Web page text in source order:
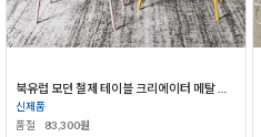
신제품
품절
83,300원